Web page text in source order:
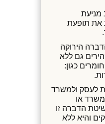
את תופעת
הירוקה
גם ללא
כגון:
לעסק ולמשרד
או
הדברה זו
והיא ללא